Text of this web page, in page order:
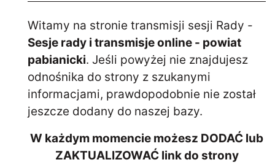
Witamy na stronie transmisji sesji Rady -
Sesje rady i transmisje online - powiat
pabianicki. Jeśli powyżej nie znajdujesz
odnośnika do strony z szukanymi
informacjami, prawdopodobnie nie został
jeszcze dodany do naszej bazy.
W każdym momencie możesz DODAĆ lub
ZAKTUALIZOWAĆ link do strony